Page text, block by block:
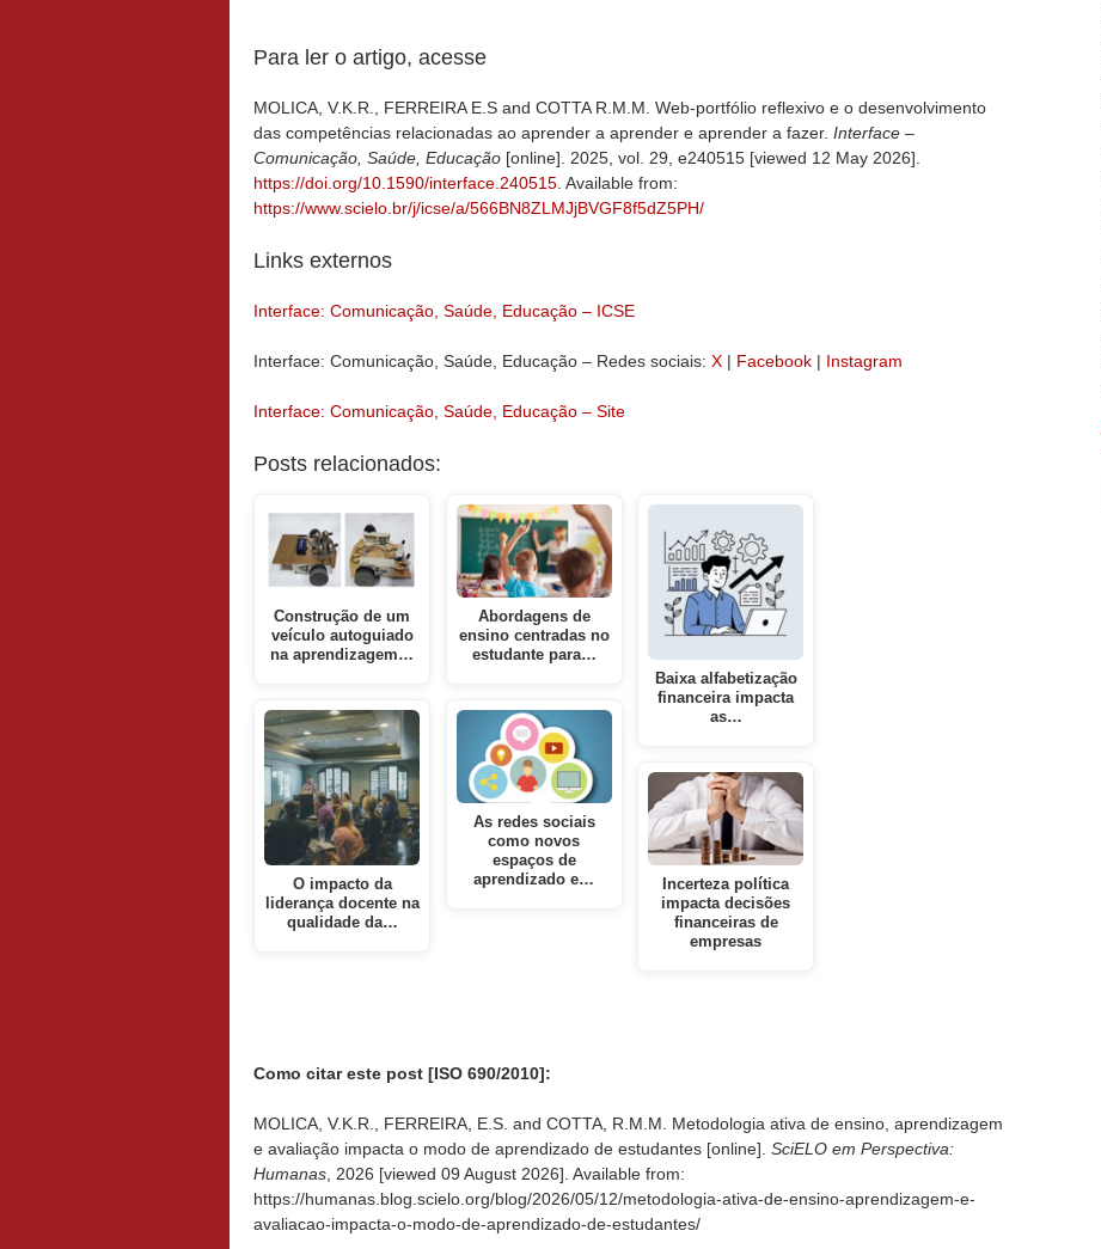
Para ler o artigo, acesse
MOLICA, V.K.R., FERREIRA E.S and COTTA R.M.M. Web-portfólio reflexivo e o desenvolvimento
das competências relacionadas ao aprender a aprender e aprender a fazer. Interface –
Comunicação, Saúde, Educação [online]. 2025, vol. 29, e240515 [viewed 12 May 2026].
https://doi.org/10.1590/interface.240515 . Available from:
https://www.scielo.br/j/icse/a/566BN8ZLMJjBVGF8f5dZ5PH/
Links externos
Interface: Comunicação, Saúde, Educação – ICSE
Interface: Comunicação, Saúde, Educação – Redes sociais: X | Facebook | Instagram
Interface: Comunicação, Saúde, Educação – Site
Posts relacionados:
Construção de um
veículo autoguiado
na aprendizagem…
O impacto da
liderança docente na
qualidade da…
Abordagens de
ensino centradas no
estudante para…
As redes sociais
como novos
espaços de
aprendizado e…
Baixa alfabetização
financeira impacta
as…
Incerteza política
impacta decisões
financeiras de
empresas
Como citar este post [ISO 690/2010]:
MOLICA, V.K.R., FERREIRA, E.S. and COTTA, R.M.M. Metodologia ativa de ensino, aprendizagem
e avaliação impacta o modo de aprendizado de estudantes [online]. SciELO em Perspectiva:
Humanas , 2026 [viewed 09 August 2026]. Available from:
https://humanas.blog.scielo.org/blog/2026/05/12/metodologia-ativa-de-ensino-aprendizagem-e-
avaliacao-impacta-o-modo-de-aprendizado-de-estudantes/